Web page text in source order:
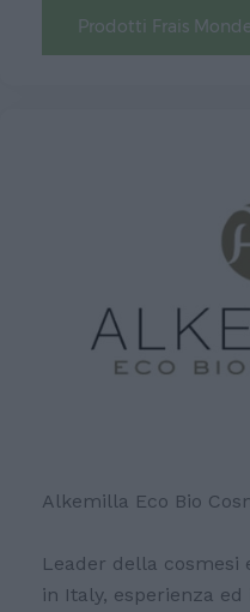
Prodotti Frais Monde
Alkemilla Eco Bio
Leader della cosmesi
in Italy, esperienza